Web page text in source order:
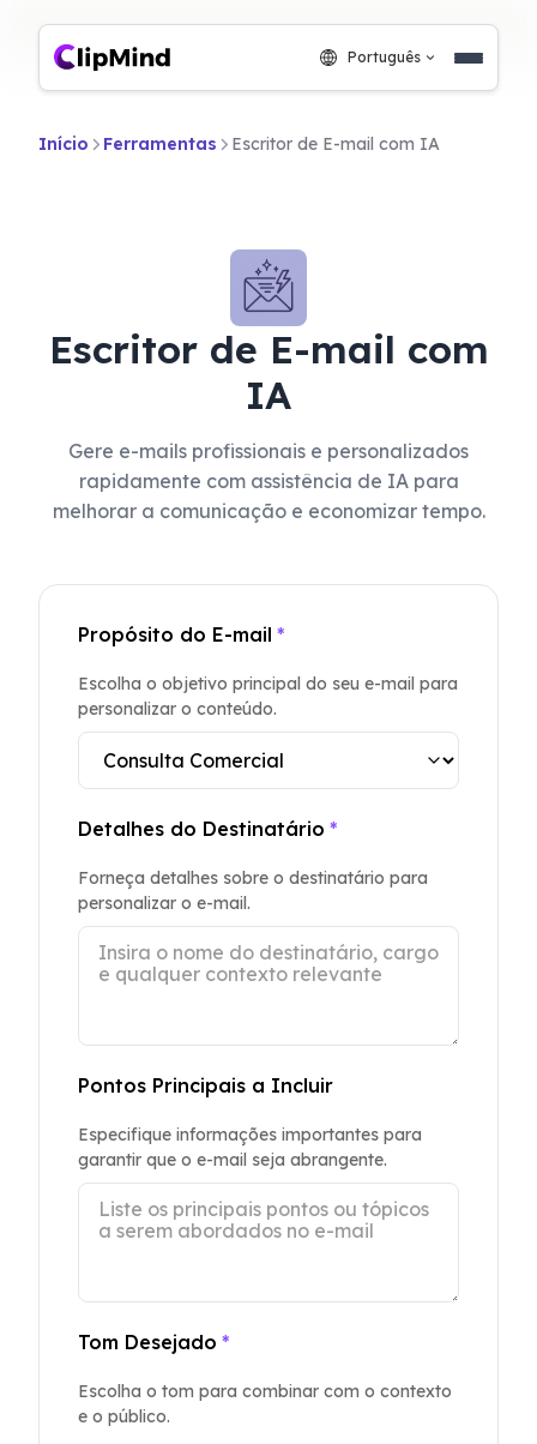
Português
Início Ferramentas Escritor de E-mail com IA
Escritor de E-mail com
IA
Gere e-mails profissionais e personalizados
rapidamente com assistência de IA para
melhorar a comunicação e economizar tempo.
Propósito do E-mail *
Escolha o objetivo principal do seu e-mail para
personalizar o conteúdo.
Detalhes do Destinatário *
Forneça detalhes sobre o destinatário para
personalizar o e-mail.
Pontos Principais a Incluir
Especifique informações importantes para
garantir que o e-mail seja abrangente.
Tom Desejado *
Escolha o tom para combinar com o contexto
e o público.